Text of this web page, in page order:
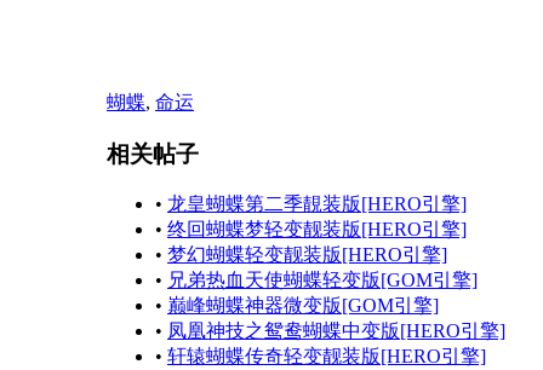
蝴蝶, 命运
相关帖子
• 龙皇蝴蝶第二季靚装版[HERO引擎]
• 终回蝴蝶梦轻变靓装版[HERO引擎]
• 梦幻蝴蝶轻变靓装版[HERO引擎]
• 兄弟热血天使蝴蝶轻变版[GOM引擎]
• 巅峰蝴蝶神器微变版[GOM引擎]
• 凤凰神技之鸳鸯蝴蝶中变版[HERO引擎]
• 轩辕蝴蝶传奇轻变靓装版[HERO引擎]